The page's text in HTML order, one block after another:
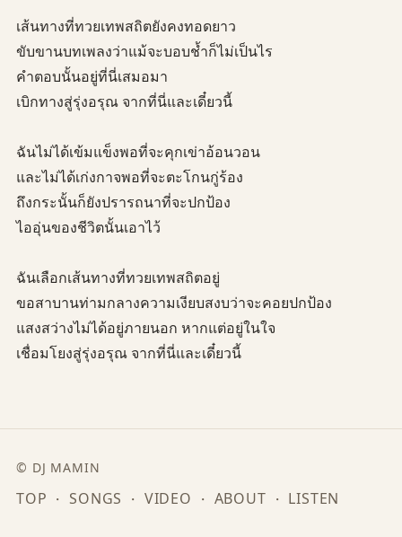
เส้นทางที่ทวยเทพสถิตยังคงทอดยาว
ขับขานบทเพลงว่าแม้จะบอบช้ำก็ไม่เป็นไร
คำตอบนั้นอยู่ที่นี่เสมอมา
เบิกทางสู่รุ่งอรุณ จากที่นี่และเดี๋ยวนี้
ฉันไม่ได้เข้มแข็งพอที่จะคุกเข่าอ้อนวอน
และไม่ได้เก่งกาจพอที่จะตะโกนกู่ร้อง
ถึงกระนั้นก็ยังปรารถนาที่จะปกป้อง
ไออุ่นของชีวิตนั้นเอาไว้
ฉันเลือกเส้นทางที่ทวยเทพสถิตอยู่
ขอสาบานท่ามกลางความเงียบสงบว่าจะคอยปกป้อง
แสงสว่างไม่ได้อยู่ภายนอก หากแต่อยู่ในใจ
เชื่อมโยงสู่รุ่งอรุณ จากที่นี่และเดี๋ยวนี้
© DJ MAMIN
TOP ・SONGS ・ VIDEO ・ ABOUT ・ LISTEN